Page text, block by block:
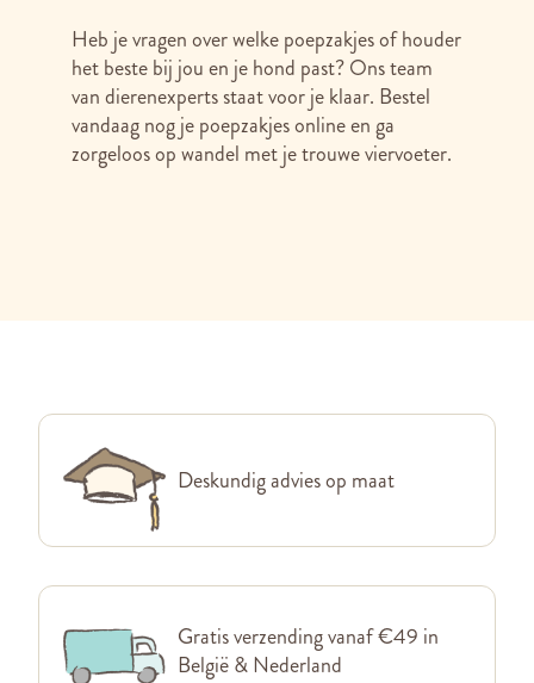
Heb je vragen over welke poepzakjes of houder
het beste bij jou en je hond past? Ons team
van dierenexperts staat voor je klaar. Bestel
vandaag nog je poepzakjes online en ga
zorgeloos op wandel met je trouwe viervoeter.
Deskundig advies op maat
Gratis verzending vanaf €49 in
België & Nederland